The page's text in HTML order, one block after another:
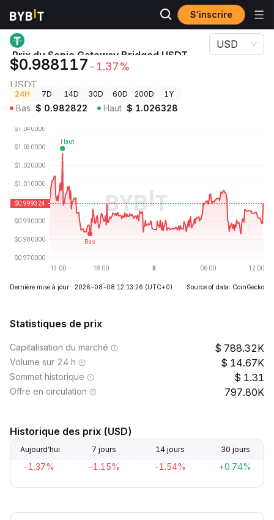
S’inscrire
Prix des cryptos Prix du Sonic Gateway Bridged USDT (Sonic) USDT
Prix du Sonic Gateway Bridged USDT
(Sonic)
USDT
$0.988117 -1.37%
USD
24H 7D 14D 30D 60D 200D 1Y
Bas $ 0.982822 Haut $ 1.026328
Dernière mise à jour : 2026-08-08 12:13:26 (UTC+0) Source of data: CoinGecko
Statistiques de prix
Capitalisation du marché 788.32K
Volume sur 24 h 14.67K
Sommet historique 1.31
Offre en circulation 797.80K
Historique des prix (USD)
Aujourd’hui 7 jours 14 jours 30 jours
-1.37% -1.15% -1.54% +0.74%